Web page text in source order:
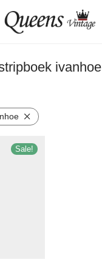
ivanhoe
Sale!